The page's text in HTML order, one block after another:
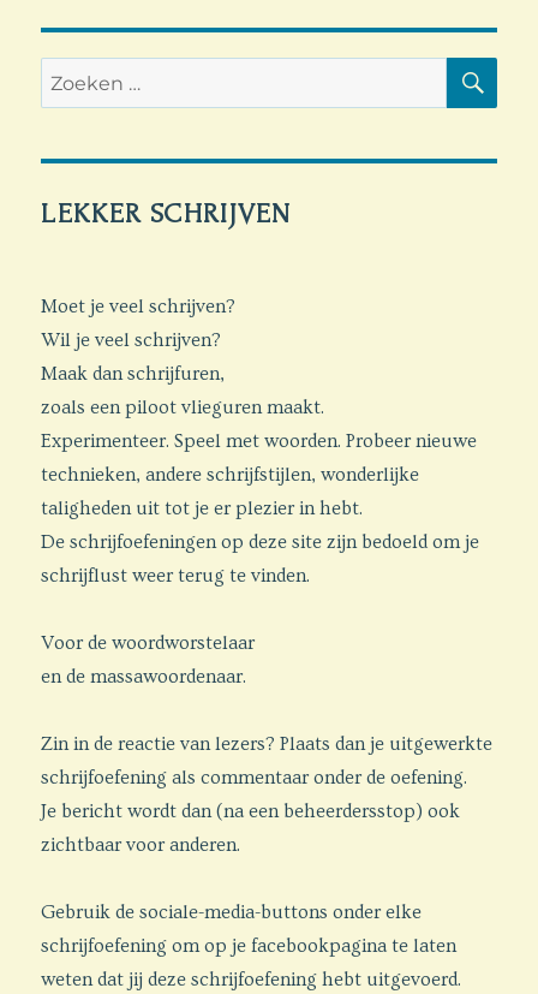
Zoeken
naar:
LEKKER SCHRIJVEN
Moet je veel schrijven?
Wil je veel schrijven?
Maak dan schrijfuren,
zoals een piloot vlieguren maakt.
Experimenteer. Speel met woorden. Probeer nieuwe
technieken, andere schrijfstijlen, wonderlijke
taligheden uit tot je er plezier in hebt.
De schrijfoefeningen op deze site zijn bedoeld om je
schrijflust weer terug te vinden.
Voor de woordworstelaar
en de massawoordenaar.
Zin in de reactie van lezers? Plaats dan je uitgewerkte
schrijfoefening als commentaar onder de oefening.
Je bericht wordt dan (na een beheerdersstop) ook
zichtbaar voor anderen.
Gebruik de sociale-media-buttons onder elke
schrijfoefening om op je facebookpagina te laten
weten dat jij deze schrijfoefening hebt uitgevoerd.